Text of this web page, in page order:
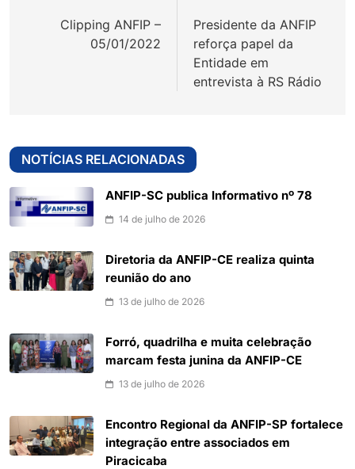
Post
Clipping ANFIP –
05/01/2022
Presidente da ANFIP
reforça papel da
Entidade em
entrevista à RS Rádio
NOTÍCIAS RELACIONADAS
ANFIP-SC publica Informativo nº 78
14 de julho de 2026
Diretoria da ANFIP-CE realiza quinta
reunião do ano
13 de julho de 2026
Forró, quadrilha e muita celebração
marcam festa junina da ANFIP-CE
13 de julho de 2026
Encontro Regional da ANFIP-SP fortalece
integração entre associados em
Piracicaba